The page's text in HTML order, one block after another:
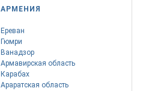
АРМЕНИЯ
Ереван
Гюмри
Ванадзор
Армавирская область
Карабах
Араратская область